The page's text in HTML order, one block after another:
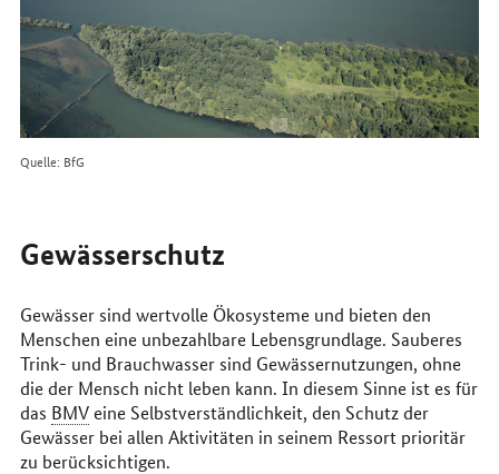
Quelle: BfG
Gewässerschutz
Gewässer sind wertvolle Ökosysteme und bieten den
Menschen eine unbezahlbare Lebensgrundlage. Sauberes
Trink- und Brauchwasser sind Gewässernutzungen, ohne
die der Mensch nicht leben kann. In diesem Sinne ist es für
das BMVeine Selbstverständlichkeit, den Schutz der
Gewässer bei allen Aktivitäten in seinem Ressort prioritär
zu berücksichtigen.